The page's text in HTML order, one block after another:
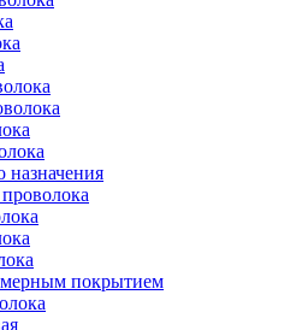
назначения
покрытием